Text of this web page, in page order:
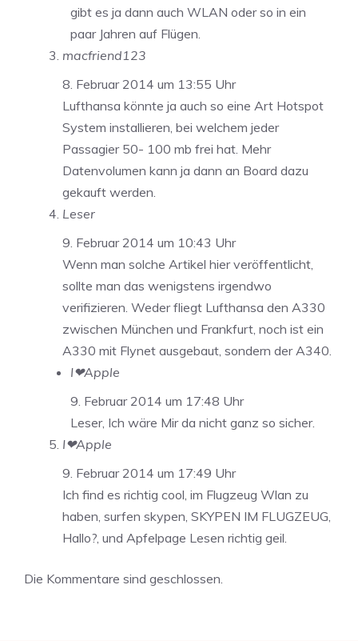
gibt es ja dann auch WLAN oder so in ein
paar Jahren auf Flügen.
macfriend123
8. Februar 2014 um 13:55 Uhr
Lufthansa könnte ja auch so eine Art Hotspot
System installieren, bei welchem jeder
Passagier 50- 100 mb frei hat. Mehr
Datenvolumen kann ja dann an Board dazu
gekauft werden.
Leser
9. Februar 2014 um 10:43 Uhr
Wenn man solche Artikel hier veröffentlicht,
sollte man das wenigstens irgendwo
verifizieren. Weder fliegt Lufthansa den A330
zwischen München und Frankfurt, noch ist ein
A330 mit Flynet ausgebaut, sondern der A340.
I❤Apple
9. Februar 2014 um 17:48 Uhr
Leser, Ich wäre Mir da nicht ganz so sicher.
I❤Apple
9. Februar 2014 um 17:49 Uhr
Ich find es richtig cool, im Flugzeug Wlan zu
haben, surfen skypen, SKYPEN IM FLUGZEUG,
Hallo?, und Apfelpage Lesen richtig geil.
Die Kommentare sind geschlossen.